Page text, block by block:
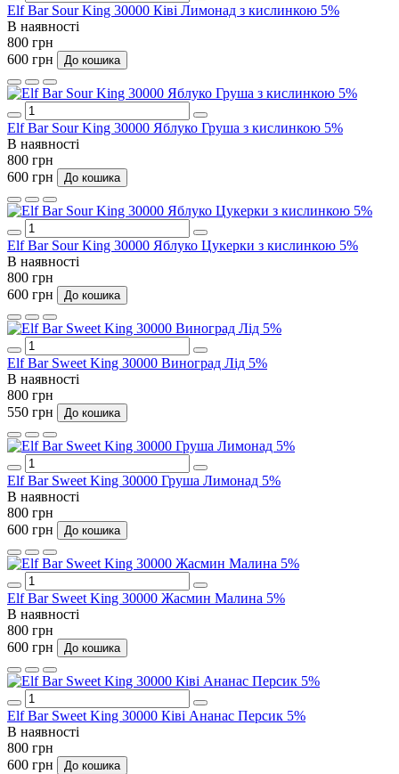
Elf Bar Sour King 30000 Ківі Лимонад з кислинкою 5%
В наявності
800 грн
600 грн
До кошика
Elf Bar Sour King 30000 Яблуко Груша з кислинкою 5%
В наявності
800 грн
600 грн
До кошика
Elf Bar Sour King 30000 Яблуко Цукерки з кислинкою 5%
В наявності
800 грн
600 грн
До кошика
Elf Bar Sweet King 30000 Виноград Лід 5%
В наявності
800 грн
550 грн
До кошика
Elf Bar Sweet King 30000 Груша Лимонад 5%
В наявності
800 грн
600 грн
До кошика
Elf Bar Sweet King 30000 Жасмин Малина 5%
В наявності
800 грн
600 грн
До кошика
Elf Bar Sweet King 30000 Ківі Ананас Персик 5%
В наявності
800 грн
600 грн
До кошика